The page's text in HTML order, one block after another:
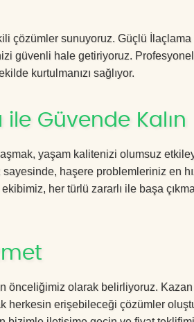
çözümler sunuyoruz. Güçlü
güvenli hale getiriyoruz.
kurtulmanızı sağlıyor.
Güvende Kalın
yaşam kalitenizi olumsuz
haşere problemleriniz en
her türlü zararlı ile başa
olarak belirliyoruz. Kazan
erişebileceği çözümler